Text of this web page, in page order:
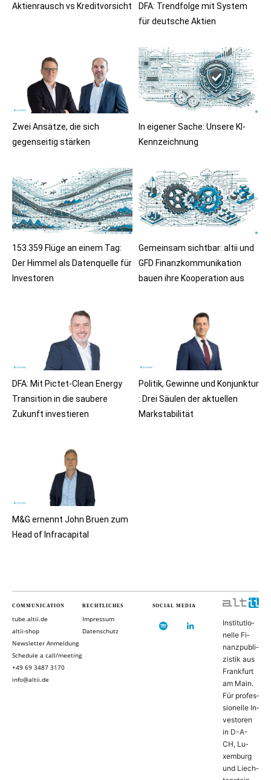
Aktienrausch vs Kreditvorsicht
DFA: Trendfolge mit System
für deutsche Aktien
Zwei Ansätze, die sich
gegenseitig stärken
In eigener Sache: Unsere KI-
Kennzeichnung
153.359 Flüge an einem Tag:
Der Himmel als Datenquelle für
Investoren
Gemeinsam sichtbar: altii und
GFD Finanzkommunikation
bauen ihre Kooperation aus
DFA: Mit Pictet-Clean Energy
Transition in die saubere
Zukunft investieren
Politik, Gewinne und Konjunktur
: Drei Säulen der aktuellen
Markstabilität
M&G ernennt John Bruen zum
Head of Infracapital
COMMUNICATION
tube.altii.de
altii-shop
Newsletter Anmeldung
Schedule a call/meeting
+49 69 3487 3170
info@altii.de
RECHTLICHES
Impressum
Datenschutz
SOCIAL MEDIA
In­sti­tu­ti­o­
nel­le Fi­
nanz­pu­bli­
zis­tik aus
Frank­furt
am Main.
Für pro­fes­
si­o­nel­le In­
ves­to­ren
in D-­A­-
CH, Lu­
xem­burg
und Liech­